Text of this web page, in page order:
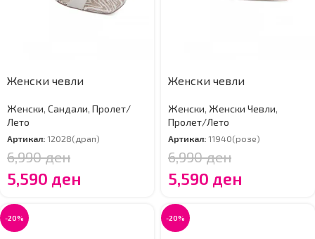
Женски чевли
Женски, Сандали, Пролет/
Лето
Артикал: 12028(драп)
6,990ден
5,590 ден
Женски чевли
Женски, Женски Чевли,
Пролет/Лето
Артикал: 11940(розе)
6,990ден
5,590 ден
-20% -20%